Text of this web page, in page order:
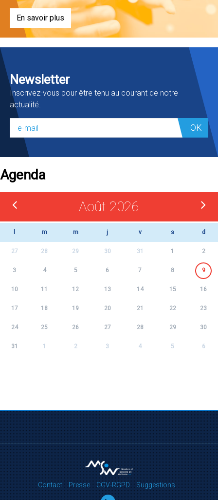
En savoir plus
Newsletter
Inscrivez-vous pour être tenu au courant de notre
actualité.
OK
Agenda
Août 2026
m m j v s d
27 28 29 30 31 1 2
3 4 5 6 7 8 9
10 11 12 13 14 15 16
17 18 19 20 21 22 23
24 25 26 27 28 29 30
31 1 2 3 4 5 6
Contact Presse CGV-RGPD Suggestions